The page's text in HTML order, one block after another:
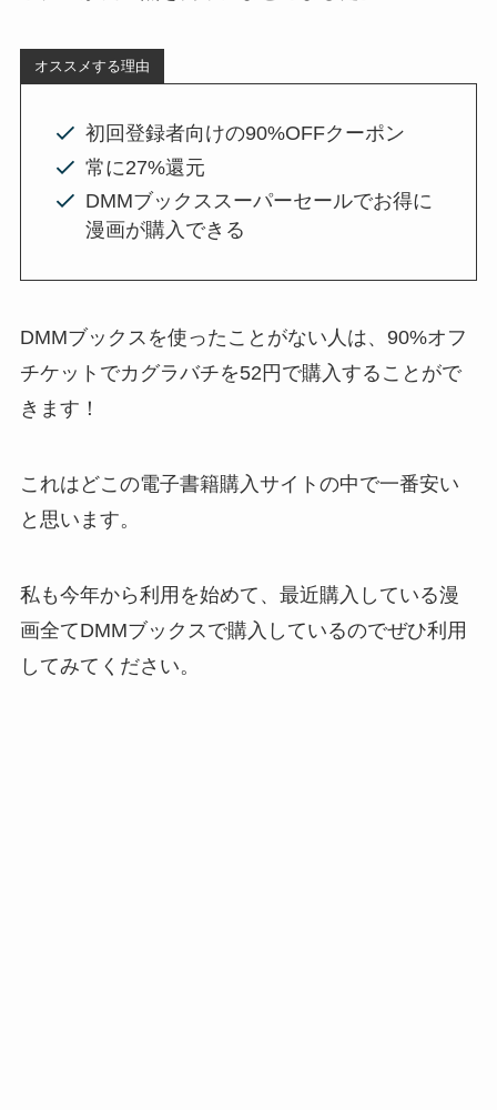
オススメする理由
初回登録者向けの90%OFFクーポン
常に27%還元
DMMブックススーパーセールでお得に
漫画が購入できる
DMMブックスを使ったことがない人は、90%オフ
チケットでカグラバチを52円で購入することがで
きます！
これはどこの電子書籍購入サイトの中で一番安い
と思います。
私も今年から利用を始めて、最近購入している漫
画全てDMMブックスで購入しているのでぜひ利用
してみてください。